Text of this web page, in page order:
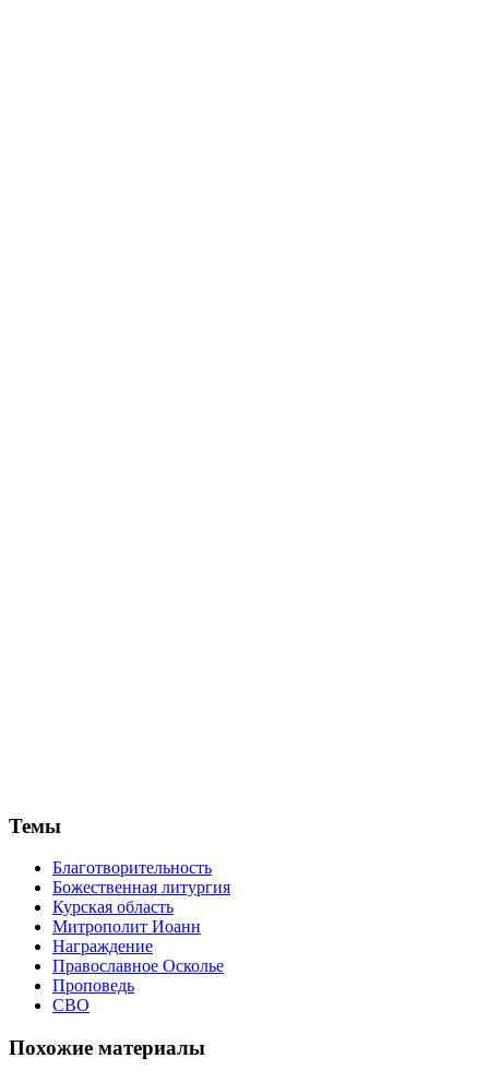
Темы
Благотворительность
Божественная литургия
Курская область
Митрополит Иоанн
Награждение
Православное Осколье
Проповедь
СВО
Похожие материалы